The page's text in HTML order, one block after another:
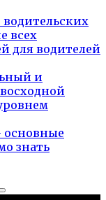
всех
для водителей
и
основные
знать